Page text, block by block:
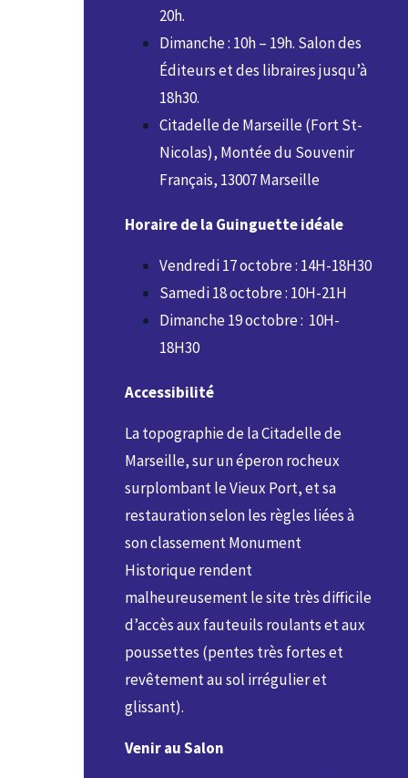
20h.
Dimanche : 10h – 19h. Salon des
Éditeurs et des libraires jusqu’à
18h30.
Citadelle de Marseille (Fort St-
Nicolas), Montée du Souvenir
Français, 13007 Marseille
Horaire de la Guinguette idéale
Vendredi 17 octobre : 14H-18H30
Samedi 18 octobre : 10H-21H
Dimanche 19 octobre : 10H-
18H30
Accessibilité
La topographie de la Citadelle de
Marseille, sur un éperon rocheux
surplombant le Vieux Port, et sa
restauration selon les règles liées à
son classement Monument
Historique rendent
malheureusement le site très difficile
d’accès aux fauteuils roulants et aux
poussettes (pentes très fortes et
revêtement au sol irrégulier et
glissant).
Venir au Salon